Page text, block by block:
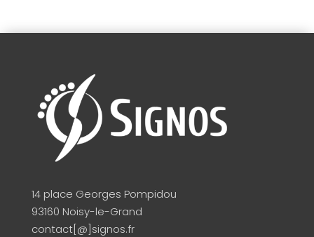
14 place Georges Pompidou
93160 Noisy-le-Grand
contact[@]signos.fr